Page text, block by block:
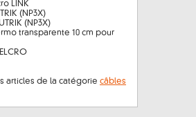
LINK
(NP3X)
(NP3X)
transparente 10 cm pour
articles de la catégorie câbles